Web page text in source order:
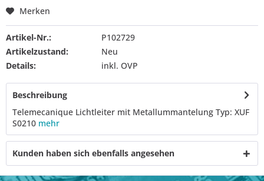
Merken
Artikel-Nr.:
P102729
Artikelzustand:
Neu
Details:
inkl. OVP
Beschreibung
Telemecanique Lichtleiter mit Metallummantelung Typ: XUF
S0210 mehr
Kunden haben sich ebenfalls angesehen